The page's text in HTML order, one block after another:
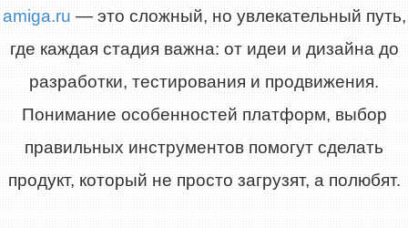
amiga.ru — это сложный, но увлекательный путь,
где каждая стадия важна: от идеи и дизайна до
разработки, тестирования и продвижения.
Понимание особенностей платформ, выбор
правильных инструментов помогут сделать
продукт, который не просто загрузят, а полюбят.